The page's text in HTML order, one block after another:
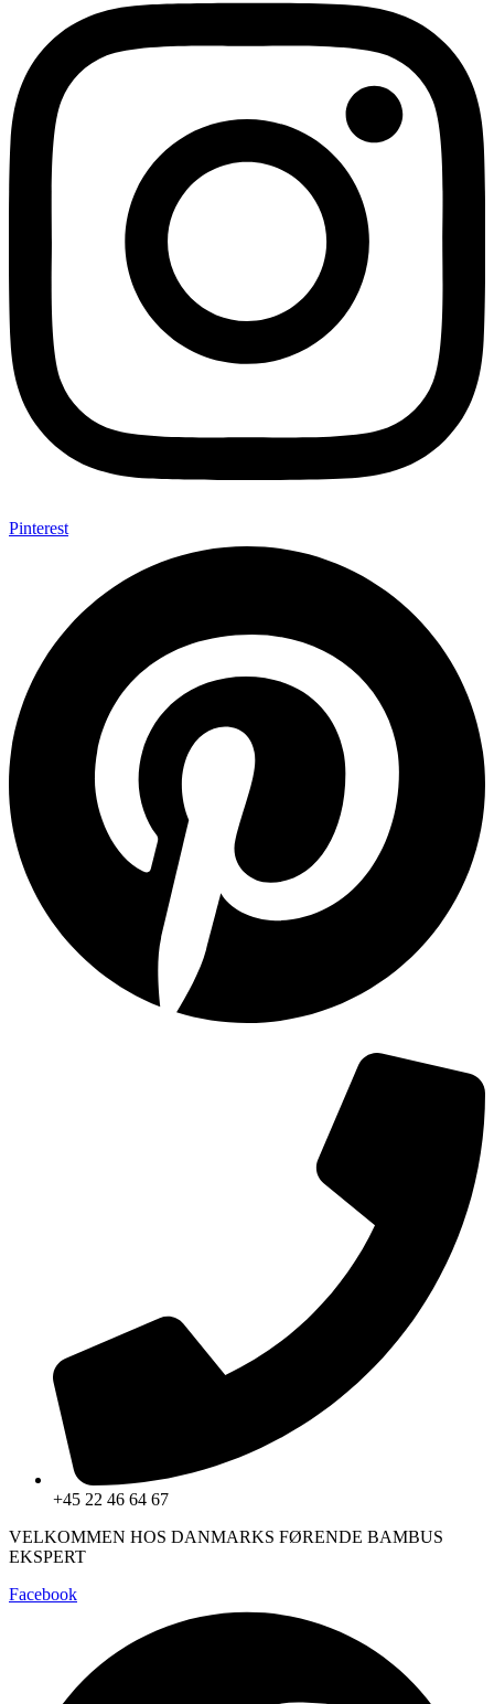
Pinterest
+45 22 46 64 67
VELKOMMEN HOS DANMARKS FØRENDE BAMBUS
EKSPERT
Facebook